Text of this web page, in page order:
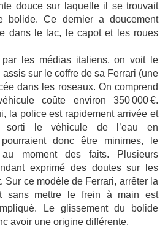
douce sur laquelle il se trouvait
bolide. Ce dernier a doucement
dans le lac, le capot et les roues
les médias italiens, on voit le
assis sur le coffre de sa Ferrari (une
dans les roseaux. On comprend
coûte environ 350 000 €.
la police est rapidement arrivée et
sorti le véhicule de l’eau en
donc être minimes, le
moment des faits. Plusieurs
exprimé des doutes sur les
Sur ce modèle de Ferrari, arrêter la
sans mettre le frein à main est
Le glissement du bolide
avoir une origine différente.